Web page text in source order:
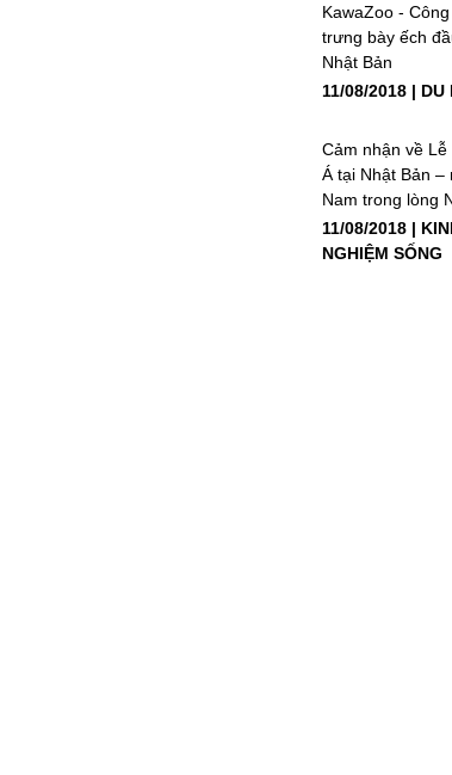
KawaZoo -
trưng bày ếch
Nhật Bản
11/08/2018
DU
Cảm nhận về Lễ
Á tại Nhật Bản –
Nam trong lòng
11/08/2018
NGHIỆM SỐNG